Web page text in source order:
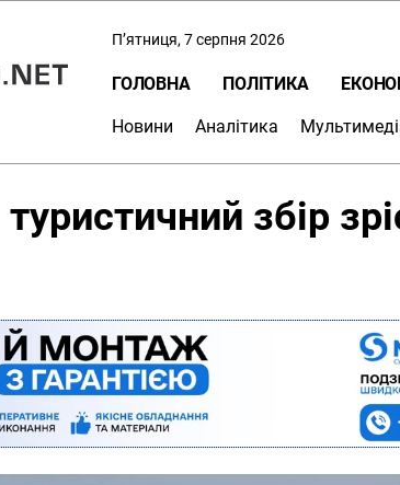
П’ятниця, 7 серпня 2026
ГОЛОВНА ПОЛІТИКА
Новини Аналітика
збір